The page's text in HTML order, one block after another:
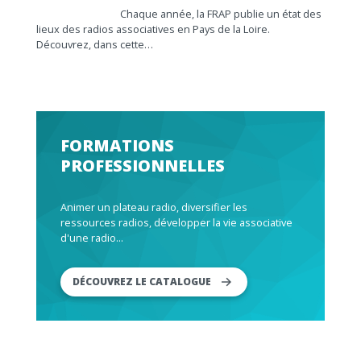
Chaque année, la FRAP publie un état des
lieux des radios associatives en Pays de la Loire.
Découvrez, dans cette…
FORMATIONS
PROFESSIONNELLES
Animer un plateau radio, diversifier les
ressources radios, développer la vie associative
d'une radio...
DÉCOUVREZ LE CATALOGUE